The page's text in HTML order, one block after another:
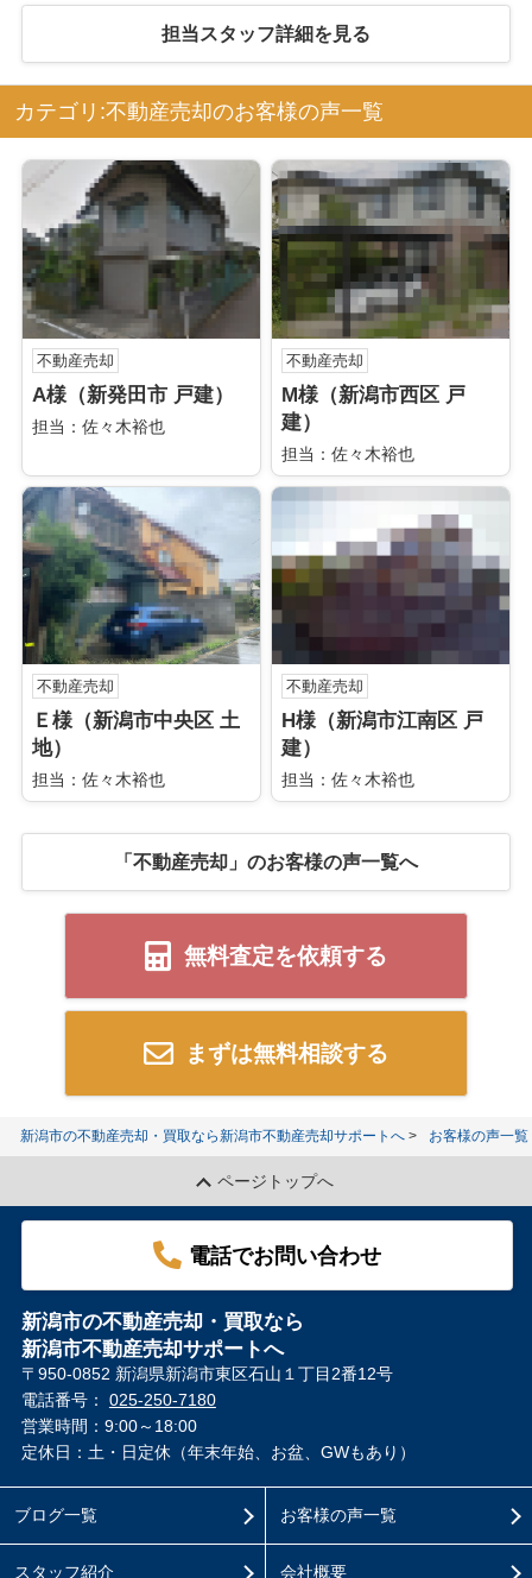
担当スタッフ詳細を見る
カテゴリ:不動産売却のお客様の声一覧
不動産売却
A様（新発田市 戸建）
担当：佐々木裕也
不動産売却
M様（新潟市西区 戸
建）
担当：佐々木裕也
不動産売却
Ｅ様（新潟市中央区 土
地）
担当：佐々木裕也
不動産売却
H様（新潟市江南区 戸
建）
担当：佐々木裕也
「不動産売却」のお客様の声一覧へ
無料査定を依頼する
まずは無料相談する
新潟市の不動産売却・買取なら新潟市不動産売却サポートへ お客様の声一覧
ページトップへ
電話でお問い合わせ
新潟市の不動産売却・買取なら
新潟市不動産売却サポートへ
〒950-0852 新潟県新潟市東区石山１丁目2番12号
電話番号： 025-250-7180
営業時間：9:00～18:00
定休日：土・日定休（年末年始、お盆、GWもあり）
ブログ一覧
スタッフ紹介
お客様の声一覧
会社概要